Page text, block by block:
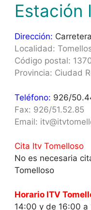
Estación
Dirección:
Localidad:
Código postal:
Provincia: Ciudad
Teléfono: 926/
Fax: 926/51.52.85
Email:
Cita Itv Tomelloso
No es necesaria
Tomelloso
Horario ITV
14:00 y de 16:00 a